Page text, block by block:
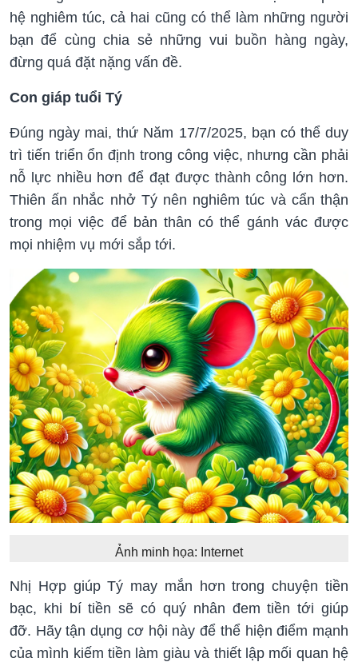
hệ nghiêm túc, cả hai cũng có thể làm những người
bạn để cùng chia sẻ những vui buồn hàng ngày,
đừng quá đặt nặng vấn đề.
Con giáp tuổi Tý
Đúng ngày mai, thứ Năm 17/7/2025, bạn có thể duy
trì tiến triển ổn định trong công việc, nhưng cần phải
nỗ lực nhiều hơn để đạt được thành công lớn hơn.
Thiên ấn nhắc nhở Tý nên nghiêm túc và cẩn thận
trong mọi việc để bản thân có thể gánh vác được
mọi nhiệm vụ mới sắp tới.
Ảnh minh họa: Internet
Nhị Hợp giúp Tý may mắn hơn trong chuyện tiền
bạc, khi bí tiền sẽ có quý nhân đem tiền tới giúp
đỡ. Hãy tận dụng cơ hội này để thể hiện điểm mạnh
của mình kiếm tiền làm giàu và thiết lập mối quan hệ